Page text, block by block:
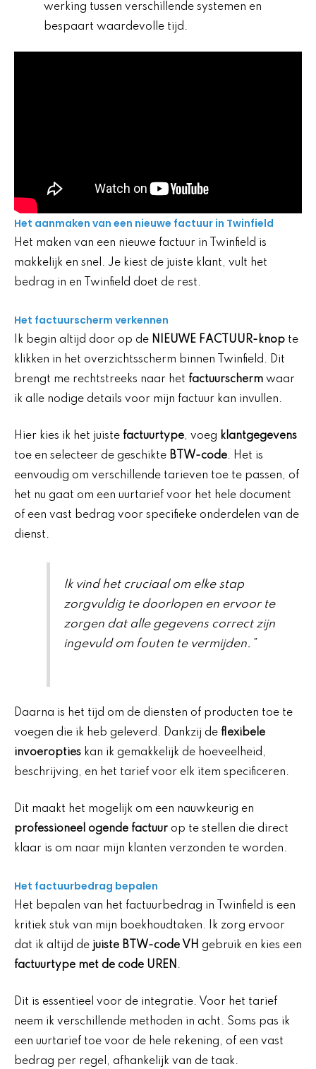
werking tussen verschillende systemen en
bespaart waardevolle tijd.
Het aanmaken van een nieuwe factuur in Twinfield
Het maken van een nieuwe factuur in Twinfield is
makkelijk en snel. Je kiest de juiste klant, vult het
bedrag in en Twinfield doet de rest.
Het factuurscherm verkennen
Ik begin altijd door op de NIEUWE FACTUUR-knop te
klikken in het overzichtsscherm binnen Twinfield. Dit
brengt me rechtstreeks naar het factuurscherm waar
ik alle nodige details voor mijn factuur kan invullen.
Hier kies ik het juiste factuurtype, voeg klantgegevens
toe en selecteer de geschikte BTW-code. Het is
eenvoudig om verschillende tarieven toe te passen, of
het nu gaat om een uurtarief voor het hele document
of een vast bedrag voor specifieke onderdelen van de
dienst.
Ik vind het cruciaal om elke stap
zorgvuldig te doorlopen en ervoor te
zorgen dat alle gegevens correct zijn
ingevuld om fouten te vermijden.”
Daarna is het tijd om de diensten of producten toe te
voegen die ik heb geleverd. Dankzij de flexibele
invoeropties kan ik gemakkelijk de hoeveelheid,
beschrijving, en het tarief voor elk item specificeren.
Dit maakt het mogelijk om een nauwkeurig en
professioneel ogende factuur op te stellen die direct
klaar is om naar mijn klanten verzonden te worden.
Het factuurbedrag bepalen
Het bepalen van het factuurbedrag in Twinfield is een
kritiek stuk van mijn boekhoudtaken. Ik zorg ervoor
dat ik altijd de juiste BTW-code VH gebruik en kies een
factuurtype met de code UREN .
Dit is essentieel voor de integratie. Voor het tarief
neem ik verschillende methoden in acht. Soms pas ik
een uurtarief toe voor de hele rekening, of een vast
bedrag per regel, afhankelijk van de taak.